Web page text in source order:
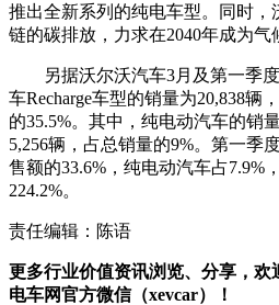
推出全新系列的纯电车型。同时，
链的碳排放，力求在2040年成为气
另据沃尔沃汽车3月及第一季
车Recharge车型的销量为20,838辆
的35.5%。其中，纯电动汽车的销
5,256辆，占总销量的9%。第一季
售额的33.6%，纯电动汽车占7.9%
224.2%。
责任编辑：陈语
更多行业价值资讯浏览、分享，
电车网官方微信（xevcar）！